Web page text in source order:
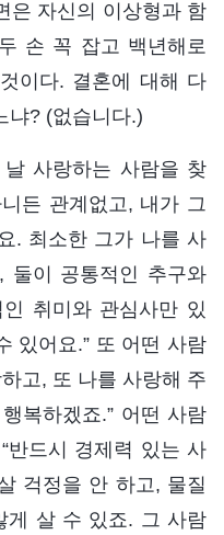
은 자신의 이상형과 함
손 꼭 잡고 백년해로
이다. 결혼에 대해 다
냐? (없습니다.)
사랑하는 사람을 찾
든 관계없고, 내가 그
. 최소한 그가 나를 사
둘이 공통적인 추구와
취미와 관심사만 있
있어요.” 또 어떤 사람
고, 또 나를 사랑해 주
복하겠죠.” 어떤 사람
반드시 경제력 있는 사
걱정을 안 하고, 물질
게 살 수 있죠. 그 사람